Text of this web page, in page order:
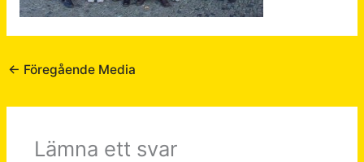
← Föregående Media
Lämna ett svar